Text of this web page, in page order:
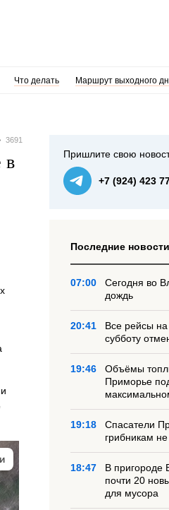
Что делать Маршрут выходного
3691
в
Пришлите свою
+7 (924) 423
Последние новости
07:00
Сегодня во
дождь
20:41
Все рейсы на
субботу
19:46
Объёмы
Приморье
19:18
Спасатели
грибникам
18:47
В пригороде
почти 20
для мусора